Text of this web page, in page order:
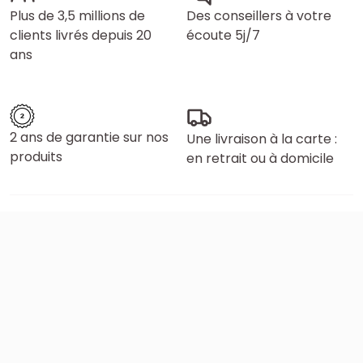
Plus de 3,5 millions de
clients livrés depuis 20
ans
Des conseillers à votre
écoute 5j/7
2 ans de garantie sur nos
produits
Une livraison à la carte :
en retrait ou à domicile